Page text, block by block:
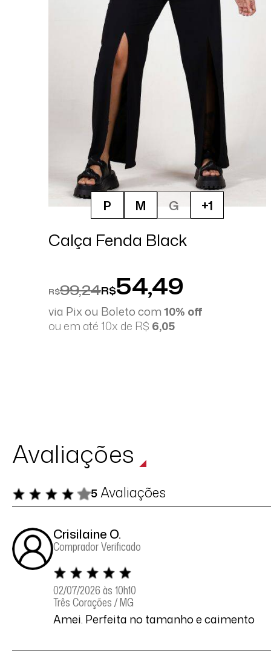
P M G +1
Calça Fenda Black
R$99,24R$54,49
via Pix ou Boleto com10% off
ou em até 10x de R$ 6,05
Avaliações
5Avaliações
Crisilaine O.
Comprador Verificado
02/07/2026 às 10h10
Três Corações / MG
Amei. Perfeita no tamanho e caimento